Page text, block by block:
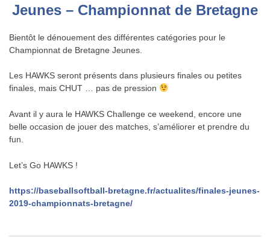
Jeunes – Championnat de Bretagne
Bientôt le dénouement des différentes catégories pour le
Championnat de Bretagne Jeunes.
Les HAWKS seront présents dans plusieurs finales ou petites
finales, mais CHUT … pas de pression
Avant il y aura le HAWKS Challenge ce weekend, encore une
belle occasion de jouer des matches, s’améliorer et prendre du
fun.
Let’s Go HAWKS !
https://baseballsoftball-bretagne.fr/actualites/finales-jeunes-
2019-championnats-bretagne/